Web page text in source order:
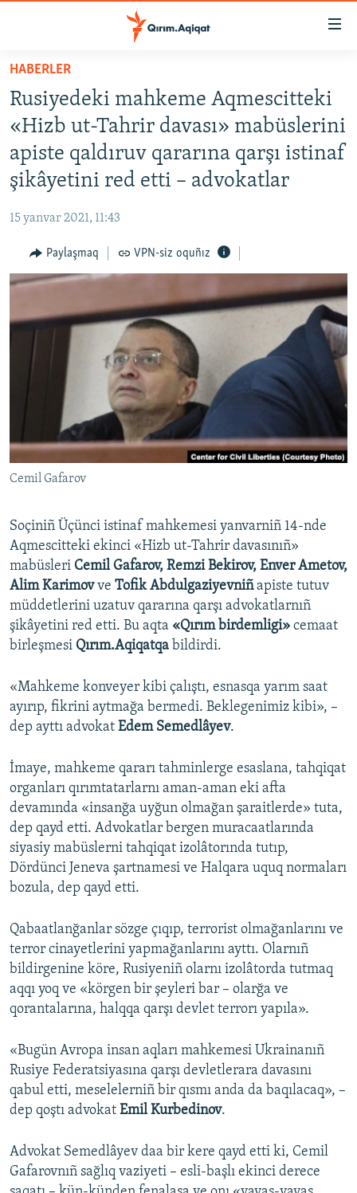
Esas
qaytmaq
Baş
navigatsiyağa
qaytmaq
Qıdıruvğa
SİYASET
İQTİSADİYAT
CEMİYET
İNSAN AQLARI
VİDEO
SÜRET
BLOGLAR
FİKİR
Русский
Українською
RFE/RS bütün saytları
HABERLER
Rusiyedeki mahkeme Aqmescitteki
«Hizb ut-Tahrir davası» mabüslerini
apiste qaldıruv qararına qarşı istinaf
şikâyetini red etti – advokatlar
15 yanvar 2021, 11:43
Paylaşmaq VPN-siz oquñız
Cemil Gafarov
Soçiniñ Üçünci istinaf mahkemesi yanvarniñ 14-nde
Aqmescitteki ekinci «Hizb ut-Tahrir davasınıñ»
mabüsleri Cemil Gafarov, Remzi Bekirov, Enver Ametov,
Alim Karimovve Tofik Abdulgaziyevniñapiste tutuv
müddetlerini uzatuv qararına qarşı advokatlarnıñ
şikâyetini red etti. Bu aqta «Qırım birdemligi» cemaat
birleşmesi Qırım.Aqiqatqa bildirdi.
«Mahkeme konveyer kibi çalıştı, esnasqa yarım saat
ayırıp, fikrini aytmağa bermedi. Beklegenimiz kibi», –
dep ayttı advokat Edem Semedlâyev.
İmaye, mahkeme qararı tahminlerge esaslana, tahqiqat
organları qırımtatarlarnı aman-aman eki afta
devamında «insanğa uyğun olmağan şaraitlerde» tuta,
dep qayd etti. Advokatlar bergen muracaatlarında
siyasiy mabüslerni tahqiqat izolâtorında tutıp,
Dördünci Jeneva şartnamesi ve Halqara uquq normaları
bozula, dep qayd etti.
Qabaatlanğanlar sözge çıqıp, terrorist olmağanlarını ve
terror cinayetlerini yapmağanlarını ayttı. Olarnıñ
bildirgenine köre, Rusiyeniñ olarnı izolâtorda tutmaq
aqqı yoq ve «körgen bir şeyleri bar – olarğa ve
qorantalarına, halqqa qarşı devlet terrorı yapıla».
«Bugün Avropa insan aqları mahkemesi Ukrainanıñ
Rusiye Federatsiyasına qarşı devletlerara davasını
qabul etti, meselelerniñ bir qısmı anda da baqılacaq», –
dep qoştı advokat Emil Kurbedinov.
Advokat Semedlâyev daa bir kere qayd etti ki, Cemil
Gafarovnıñ sağlıq vaziyeti – esli-başlı ekinci derece